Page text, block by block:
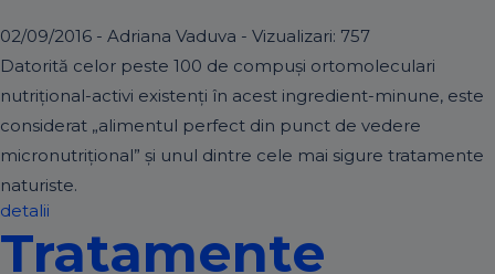
02/09/2016 - Adriana Vaduva - Vizualizari: 757
Datorită celor peste 100 de compuşi ortomoleculari
nutriţional-activi existenţi în acest ingredient-minune, este
considerat „alimentul perfect din punct de vedere
micronutriţional” și unul dintre cele mai sigure tratamente
naturiste.
detalii
Tratamente